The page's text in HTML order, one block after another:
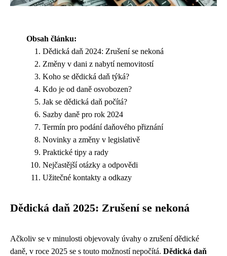
Obsah článku:
Dědická daň 2024: Zrušení se nekoná
Změny v dani z nabytí nemovitostí
Koho se dědická daň týká?
Kdo je od daně osvobozen?
Jak se dědická daň počítá?
Sazby daně pro rok 2024
Termín pro podání daňového přiznání
Novinky a změny v legislativě
Praktické tipy a rady
Nejčastější otázky a odpovědi
Užitečné kontakty a odkazy
Dědická daň 2025: Zrušení se nekoná
Ačkoliv se v minulosti objevovaly úvahy o zrušení dědické
daně, v roce 2025 se s touto možností nepočítá. Dědická daň